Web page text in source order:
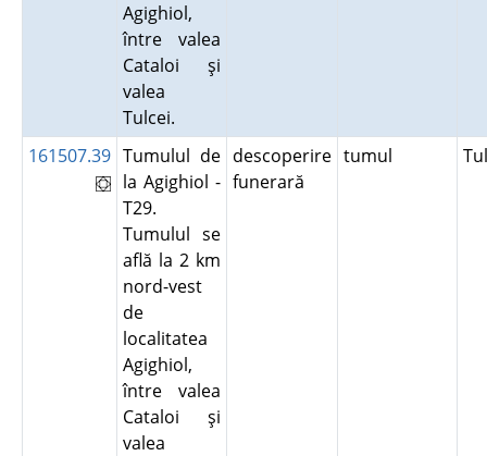
Agighiol,
între valea
Cataloi şi
valea
Tulcei.
161507.39 Tumulul de
la Agighiol -
T29.
Tumulul se
află la 2 km
nord-vest
de
localitatea
Agighiol,
între valea
Cataloi şi
valea
descoperire
funerară
tumul